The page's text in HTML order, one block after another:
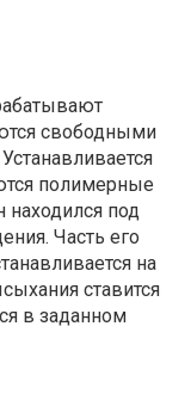
свободными
полимерные
находился под
Часть его
на
ставится
в заданном